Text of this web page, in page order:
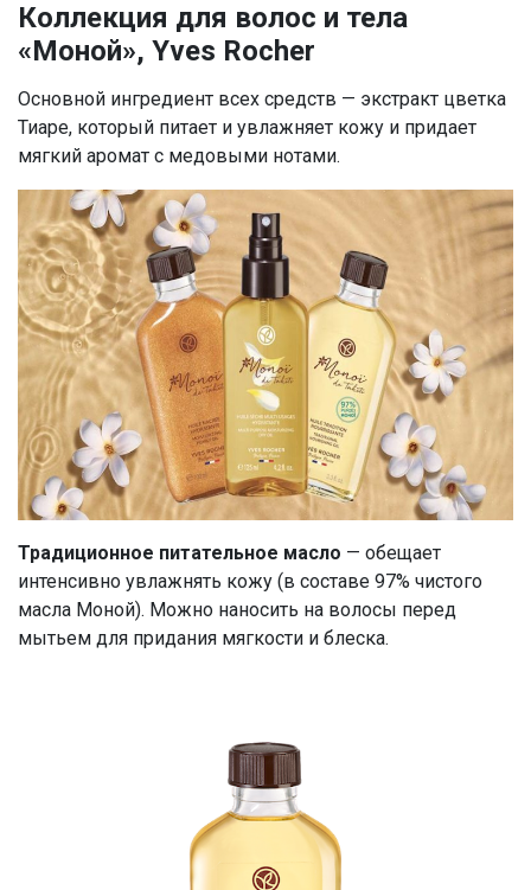
Коллекция для волос и тела
«Моной», Yves Rocher
Основной ингредиент всех средств — экстракт цветка
Тиаре, который питает и увлажняет кожу и придает
мягкий аромат с медовыми нотами.
Традиционное питательное масло — обещает
интенсивно увлажнять кожу (в составе 97% чистого
масла Моной). Можно наносить на волосы перед
мытьем для придания мягкости и блеска.